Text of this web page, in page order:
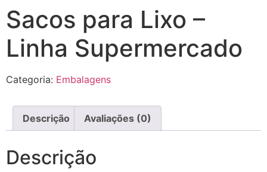
Sacos para Lixo –
Linha Supermercado
Categoria: Embalagens
Descrição Avaliações (0)
Descrição